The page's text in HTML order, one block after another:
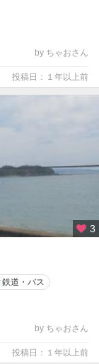
by ちゃおさん
投稿日：１年以上前
3
鉄道・バス
by ちゃおさん
投稿日：１年以上前